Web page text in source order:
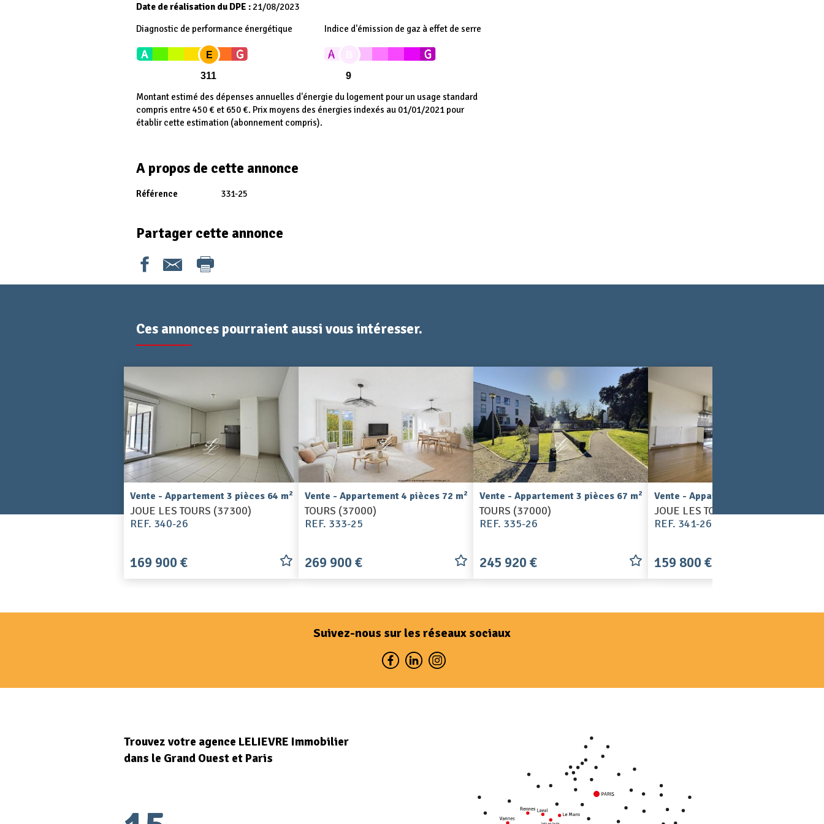
Date de réalisation du DPE : 21/08/2023
Diagnostic de performance énergétique
E
311
Indice d'émission de gaz à effet de serre
9
Montant estimé des dépenses annuelles d'énergie du logement pour un usage standard
compris entre 450 € et 650 €. Prix moyens des énergies indexés au 01/01/2021 pour
établir cette estimation (abonnement compris).
A propos de cette annonce
Référence 331-25
Partager cette annonce
Ces annonces pourraient aussi vous intéresser.
Vente - Appartement 3 pièces 64 m2
JOUE LES TOURS (37300)
REF. 340-26
169 900 €
Vente - Appartement 4 pièces 72 m2
TOURS (37000)
REF. 333-25
269 900 €
Vente - Appartement 3 pièces 67 m2
TOURS (37000)
REF. 335-26
245 920 €
Vente - Appartement 3 pièces 56 m
JOUE LES TOURS (37300)
REF. 341-26
159 800 €
Suivez-nous sur les réseaux sociaux
Trouvez votre agence LELIEVRE Immobilier
dans le Grand Ouest et Paris